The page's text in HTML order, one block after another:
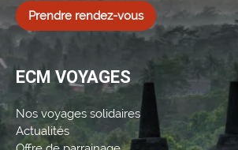
Prendre rendez-vous
ECM VOYAGES
Nos voyages solidaires
Actualités